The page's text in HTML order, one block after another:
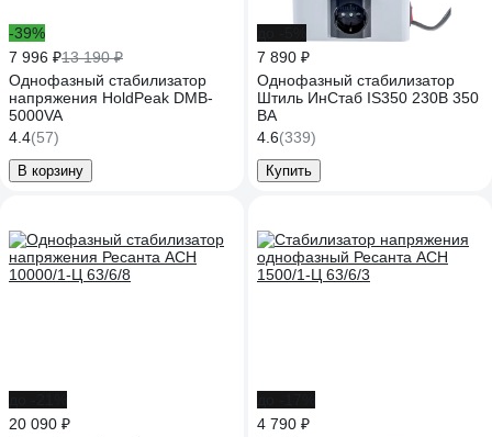
-39%
7 996 ₽13 190 ₽
Однофазный стабилизатор
напряжения HoldPeak DMB-
5000VA
4.4(57)
В корзину
7 890 ₽
Однофазный стабилизатор
Штиль ИнСтаб IS350 230В 350
ВА
4.6(339)
Купить
20 090 ₽
4 790 ₽